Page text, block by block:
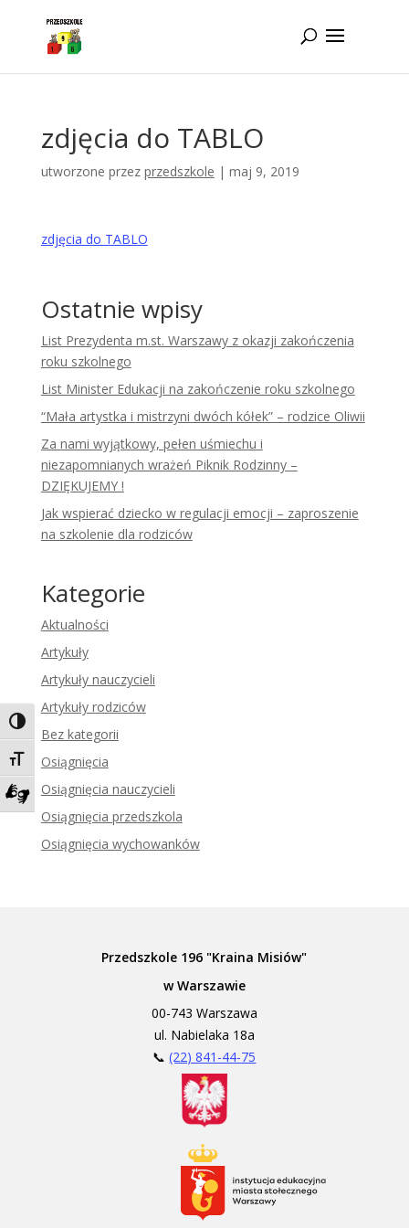
Toggle High Contrast
Toggle Font size
Zadzwoń do tłumacza języka migowego
zdjęcia do TABLO
utworzone przez przedszkole | maj 9, 2019
zdjęcia do TABLO
Ostatnie wpisy
List Prezydenta m.st. Warszawy z okazji zakończenia
roku szkolnego
List Minister Edukacji na zakończenie roku szkolnego
“Mała artystka i mistrzyni dwóch kółek” – rodzice Oliwii
Za nami wyjątkowy, pełen uśmiechu i
niezapomnianych wrażeń Piknik Rodzinny –
DZIĘKUJEMY !
Jak wspierać dziecko w regulacji emocji – zaproszenie
na szkolenie dla rodziców
Kategorie
Aktualności
Artykuły
Artykuły nauczycieli
Artykuły rodziców
Bez kategorii
Osiągnięcia
Osiągnięcia nauczycieli
Osiągnięcia przedszkola
Osiągnięcia wychowanków
Przedszkole 196 "Kraina Misiów"
w Warszawie
00-743 Warszawa
ul. Nabielaka 18a
📞(22) 841-44-75